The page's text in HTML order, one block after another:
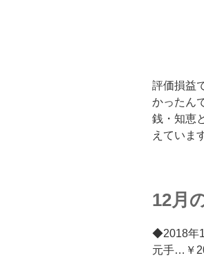
評価損益
かったん
銭・知恵
えていま
12月
◆2018年
元手…￥